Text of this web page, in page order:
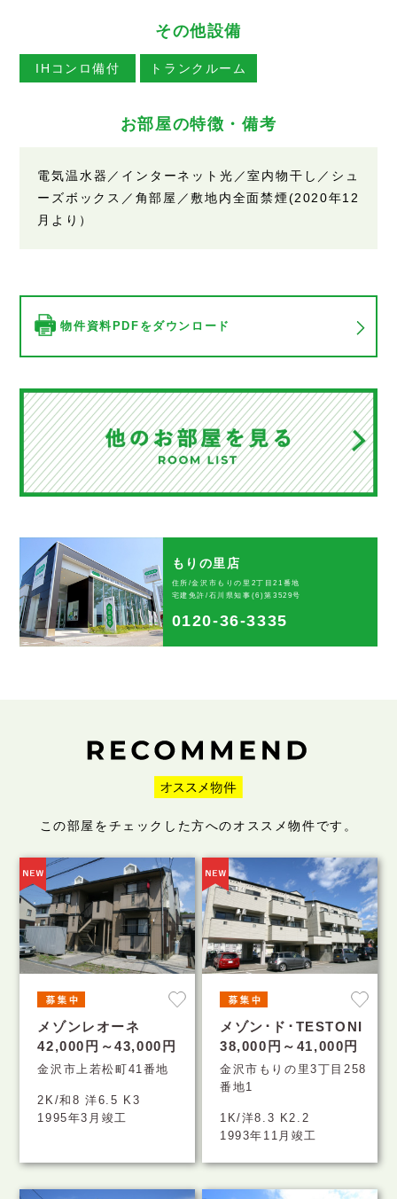
その他設備
IHコンロ備付 トランクルーム
お部屋の特徴・備考
電気温水器／インターネット光／室内物干し／シュ
ーズボックス／角部屋／敷地内全面禁煙(2020年12
月より）
物件資料PDFをダウンロード
もりの里店
住所/金沢市もりの里2丁目21番地
宅建免許/石川県知事(6)第3529号
0120-36-3335
この部屋をチェックした方へのオススメ物件です。
メゾンレオーネ
42,000円～43,000円
金沢市上若松町41番地
2K/和8 洋6.5 K3
1995年3月竣工
メゾン･ド･TESTONI
38,000円～41,000円
金沢市もりの里3丁目258
番地1
1K/洋8.3 K2.2
1993年11月竣工